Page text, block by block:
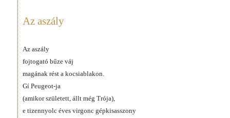
Az aszály
Az aszály
fojtogató bűze váj
magának rést a kocsiablakon.
Gí Peugeot-ja
(amikor született, állt még Trója),
e tizennyolc éves virgonc gépkisasszony